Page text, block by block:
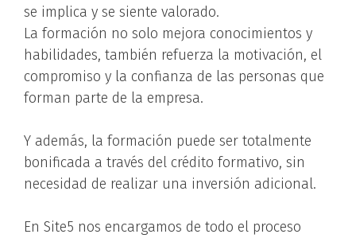
se implica y se siente valorado.
La formación no solo mejora conocimientos y
habilidades, también refuerza la motivación, el
compromiso y la confianza de las personas que
forman parte de la empresa.
Y además, la formación puede ser totalmente
bonificada a través del crédito formativo, sin
necesidad de realizar una inversión adicional.
En Site5 nos encargamos de todo el proceso